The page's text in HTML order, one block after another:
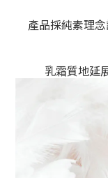
產品採純素理
乳霜質地延